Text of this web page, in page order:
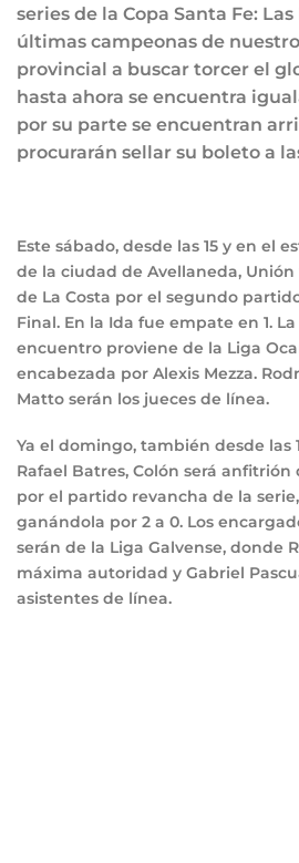
series de la Copa Santa Fe:
últimas campeonas de
provincial a buscar torcer el
hasta ahora se encuentra
por su parte se encuentran
procurarán sellar su boleto a
Este sábado, desde las 15 y en el
de la ciudad de Avellaneda,
de La Costa por el segundo
Final. En la Ida fue empate en 1.
encuentro proviene de la Liga
encabezada por Alexis Mezza.
Matto serán los jueces de línea.
Ya el domingo, también desde las
Rafael Batres, Colón será anfitrión
por el partido revancha de la
ganándola por 2 a 0. Los
serán de la Liga Galvense, donde
máxima autoridad y Gabriel
asistentes de línea.